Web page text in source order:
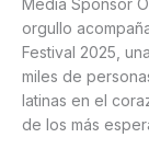
orgullo
Festival 2025,
miles de
latinas en el
de los más